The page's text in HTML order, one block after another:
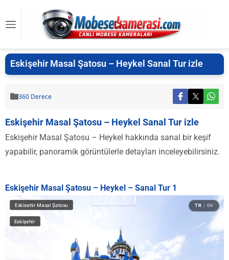
Eskişehir Masal Şatosu – Heykel Sanal Tur izle
360 Derece
Eskişehir Masal Şatosu – Heykel Sanal Tur izle
Eskişehir Masal Şatosu – Heykel hakkında sanal bir keşif
yapabilir, panoramik görüntülerle detayları inceleyebilirsiniz.
Eskişehir Masal Şatosu – Heykel – Sanal Tur 1